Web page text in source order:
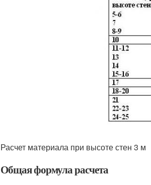
Расчет материала при высоте стен 3 м
Общая формула расчета